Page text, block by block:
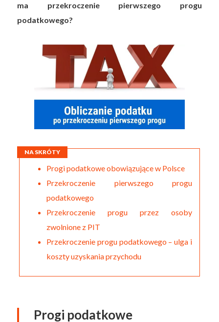
ma przekroczenie pierwszego progu
podatkowego?
NA SKRÓTY
Progi podatkowe obowiązujące w Polsce
Przekroczenie pierwszego progu
podatkowego
Przekroczenie progu przez osoby
zwolnione z PIT
Przekroczenie progu podatkowego – ulga i
koszty uzyskania przychodu
Progi podatkowe